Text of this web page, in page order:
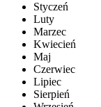
Styczeń
Luty
Marzec
Kwiecień
Maj
Czerwiec
Lipiec
Sierpień